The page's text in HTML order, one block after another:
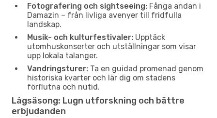
Fotografering och sightseeing: Fånga andan i
Damazin – från livliga avenyer till fridfulla
landskap.
Musik- och kulturfestivaler: Upptäck
utomhuskonserter och utställningar som visar
upp lokala talanger.
Vandringsturer: Ta en guidad promenad genom
historiska kvarter och lär dig om stadens
förflutna och nutid.
Lågsäsong: Lugn utforskning och bättre
erbjudanden